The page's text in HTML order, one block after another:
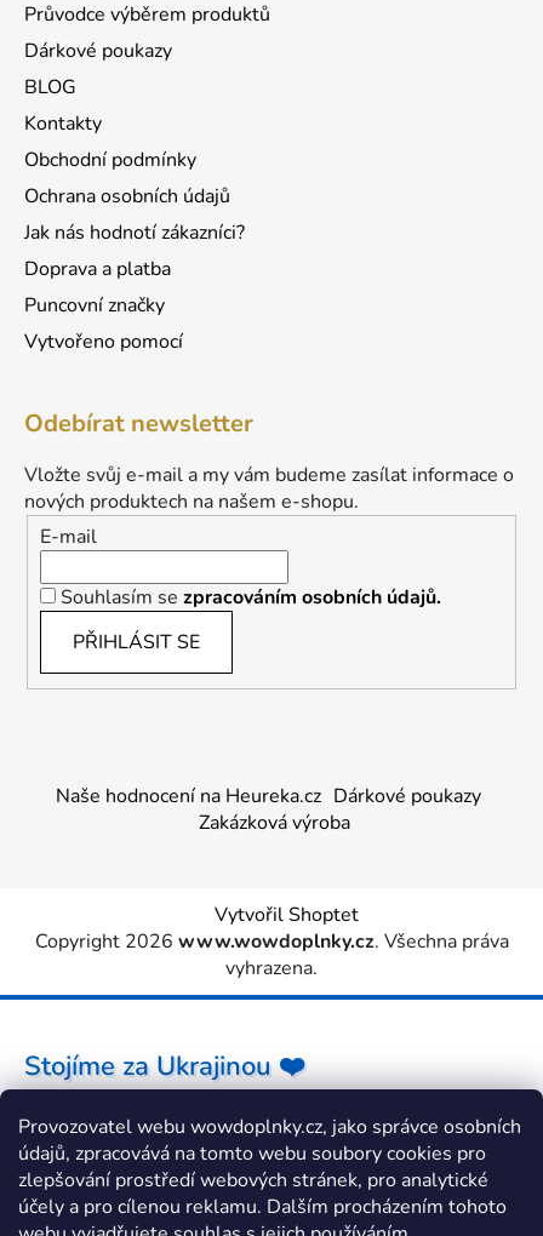
Provozovatel webu wowdoplnky.cz, jako správce osobních
údajů, zpracovává na tomto webu soubory cookies pro
zlepšování prostředí webových stránek, pro analytické
účely a pro cílenou reklamu. Dalším procházením tohoto
Průvodce výběrem produktů
Dárkové poukazy
BLOG
Kontakty
Obchodní podmínky
Ochrana osobních údajů
Jak nás hodnotí zákazníci?
Doprava a platba
Puncovní značky
Vytvořeno pomocí
Odebírat newsletter
Vložte svůj e-mail a my vám budeme zasílat informace o
nových produktech na našem e-shopu.
E-mail
Souhlasím se zpracováním osobních údajů.
PŘIHLÁSIT SE
Naše hodnocení na Heureka.cz Dárkové poukazy
Zakázková výroba
Vytvořil Shoptet
Copyright 2026 www.wowdoplnky.cz. Všechna práva
vyhrazena.
Stojíme za Ukrajinou ❤️
Jak a čím pomoci »